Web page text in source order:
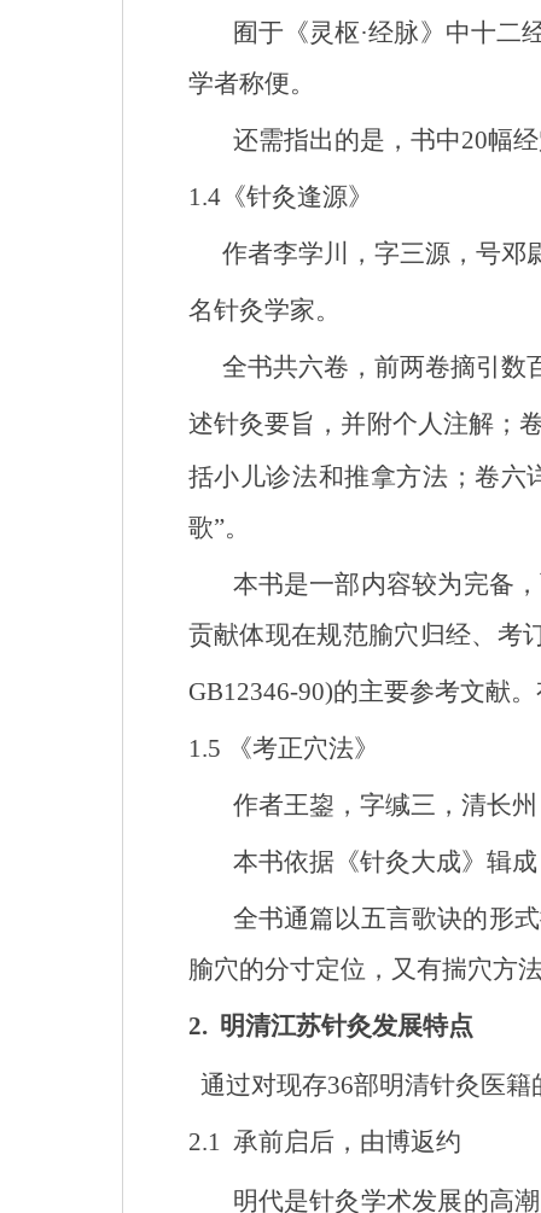
囿于《灵枢·经脉》中十
学者称便。
还需指出的是，书中20幅
1.4《针灸逢源》
作者李学川，字三源，号邓
名针灸学家。
全书共六卷，前两卷摘引数
述针灸要旨，并附个人注解；
括小儿诊法和推拿方法；卷六
歌”。
本书是一部内容较为完备
贡献体现在规范腧穴归经、考
GB12346-90)的主要参考文献
1.5
《考正穴法》
作者王鋆，字缄三，清长
本书依据《针灸大成》辑
全书通篇以五言歌诀的形
腧穴的分寸定位，又有揣穴方
2. 明清江苏针灸发展特点
通过对现存36部明清针灸医籍
2.1
承前启后，由博返约
明代是针灸学术发展的高